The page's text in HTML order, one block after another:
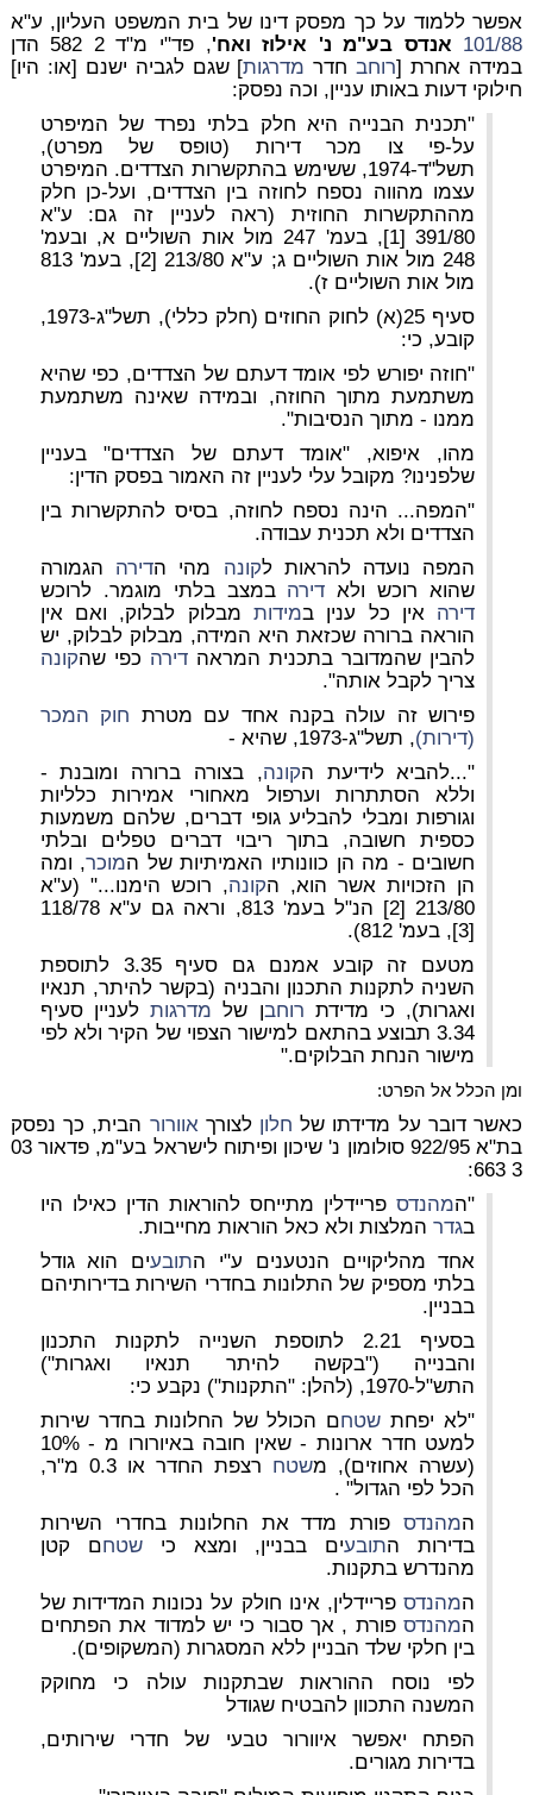
אפשר ללמוד על כך מפסק דינו של בית המשפט העליון, ע"א
101/88 אנדס בע"מ נ' אילוז ואח'
, פד"י מ"ד 2 582 הדן
במידה אחרת [רוחבחדר מדרגות] שגם לגביה ישנם [או: היו]
חילוקי דעות באותו עניין, וכה נפסק:
"תכנית הבנייה היא חלק בלתי נפרד של המיפרט
על-פי צו מכר דירות (טופס של מפרט),
תשל"ד-1974, ששימש בהתקשרות הצדדים. המיפרט
עצמו מהווה נספח לחוזה בין הצדדים, ועל-כן חלק
מההתקשרות החוזית (ראה לעניין זה גם: ע"א
391/80 [1], בעמ' 247 מול אות השוליים א, ובעמ'
248 מול אות השוליים ג; ע"א 213/80 [2], בעמ' 813
מול אות השוליים ז).
סעיף 25(א) לחוק החוזים (חלק כללי), תשל"ג-1973,
קובע, כי:
"חוזה יפורש לפי אומד דעתם של הצדדים, כפי שהיא
משתמעת מתוך החוזה, ובמידה שאינה משתמעת
ממנו - מתוך הנסיבות".
מהו, איפוא, "אומד דעתם של הצדדים" בעניין
שלפנינו? מקובל עלי לעניין זה האמור בפסק הדין:
"המפה... הינה נספח לחוזה, בסיס להתקשרות בין
הצדדים ולא תכנית עבודה.
המפה נועדה להראות לקונה מהי הדירה הגמורה
שהוא רוכש ולא דירה במצב בלתי מוגמר. לרוכש
דירה אין כל ענין במידות מבלוק לבלוק, ואם אין
הוראה ברורה שכזאת היא המידה, מבלוק לבלוק, יש
להבין שהמדובר בתכנית המראהדירה כפי שהקונה
צריך לקבל אותה".
פירוש זה עולה בקנה אחד עם מטרת חוק המכר
(דירות), תשל"ג-1973, שהיא -
"...להביא לידיעת הקונה, בצורה ברורה ומובנת -
וללא הסתתרות וערפול מאחורי אמירות כלליות
וגורפות ומבלי להבליע גופי דברים, שלהם משמעות
כספית חשובה, בתוך ריבוי דברים טפלים ובלתי
חשובים - מה הן כוונותיו האמיתיות של המוכר, ומה
הן הזכויות אשר הוא, הקונה, רוכש הימנו..." (ע"א
213/80 [2] הנ"ל בעמ' 813, וראה גם ע"א 118/78
[3], בעמ' 812).
מטעם זה קובע אמנם גם סעיף 3.35 לתוספת
השניה לתקנות התכנון והבניה (בקשר להיתר, תנאיו
ואגרות), כי מדידת רוחבן של מדרגותלעניין סעיף
3.34 תבוצע בהתאם למישור הצפוי של הקיר ולא לפי
מישור הנחת הבלוקים."
ומן הכלל אל הפרט:
כאשר דובר על מדידתו של חלון לצורך אוורור הבית, כך נפסק
בת"א 922/95 סולומון נ' שיכון ופיתוח לישראל בע"מ, פדאור 03
3 663:
"המהנדספריידלין מתייחס להוראות הדין כאילו היו
בגדרהמלצות ולא כאל הוראות מחייבות.
אחד מהליקויים הנטענים ע"י התובעים הוא גודל
בלתי מספיק של התלונות בחדרי השירות בדירותיהם
בבניין.
בסעיף 2.21 לתוספת השנייה לתקנות התכנון
והבנייה ("בקשה להיתר תנאיו ואגרות")
התש"ל-1970, (להלן: "התקנות") נקבע כי:
"לא יפחת שטחם הכולל של החלונות בחדר שירות
למעט חדר ארונות - שאין חובה באיורורו מ - 10%
(עשרה אחוזים), משטח
רצפת החדר או 0.3 מ"ר,
הכל לפי הגדול" .
המהנדספורת מדד את החלונות בחדרי השירות
בדירות התובעים בבניין, ומצא כישטחם קטן
מהנדרש בתקנות.
המהנדספריידלין, אינו חולק על נכונות המדידות של
המהנדספורת , אך סבור כי יש למדוד את הפתחים
בין חלקי שלד הבניין ללא המסגרות (המשקופים).
לפי נוסח ההוראות שבתקנות עולה כי מחוקק
המשנה התכוון להבטיח שגודל
הפתח יאפשר איוורור טבעי של חדרי שירותים,
בדירות מגורים.